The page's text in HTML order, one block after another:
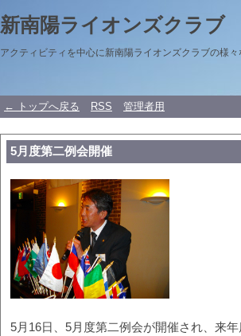
新南陽ライオンズクラ
アクティビティを中心に新南陽ライオンズクラブの様
← トップへ戻る RSS 管理者用
5月度第二例会開催
5月16日、5月度第二例会が開催され、来